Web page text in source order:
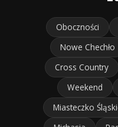
Oboczności
Nowe Chechło
Cross Country
Weekend
Miasteczko